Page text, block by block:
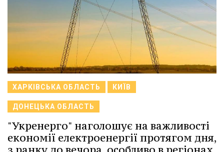
ХАРКІВСЬКА ОБЛАСТЬ КИЇВ
ДОНЕЦЬКА ОБЛАСТЬ
"Укренерго" наголошує на важливості
економії електроенергії протягом дня,